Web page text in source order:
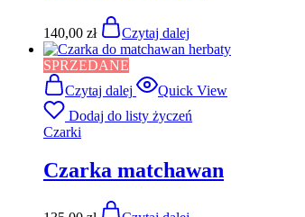
140,00 zł Czytaj dalej
SPRZEDANE
Czytaj dalej
Quick View
Dodaj do listy życzeń
Czarki
Czarka matchawan